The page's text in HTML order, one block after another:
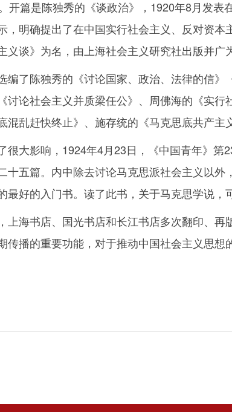
开篇是陈独秀的《谈政治》，1920年8月发
，明确提出了在中国实行社会主义、反对资
谈》为名，由上海社会主义研究社出版并广
编了陈独秀的《讨论国家、政治、法律的信
讨论社会主义并质梁任公》、周佛海的《实
乱赶快终止》、施存统的《马克思底共产主
很大影响，1924年4月23日，《中国青年》
十五篇。内中除去讨论马克思派社会主义以
好的入门书。读了此书，关于马克思学说，
上海书店、国光书店和长江书店多次翻印、
播的重要功能，对于推动中国社会主义思想